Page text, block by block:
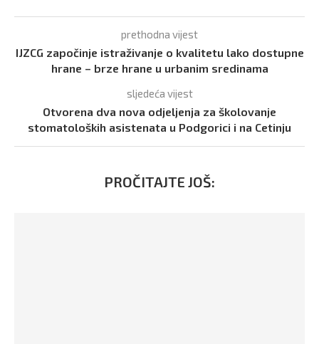
prethodna vijest
IJZCG započinje istraživanje o kvalitetu lako dostupne
hrane – brze hrane u urbanim sredinama
sljedeća vijest
Otvorena dva nova odjeljenja za školovanje
stomatoloških asistenata u Podgorici i na Cetinju
PROČITAJTE JOŠ: